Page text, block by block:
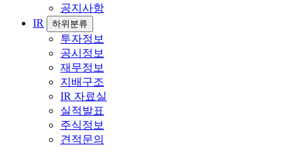
공지사항
IR
하위분류
투자정보
공시정보
재무정보
지배구조
IR 자료실
실적발표
주식정보
견적문의